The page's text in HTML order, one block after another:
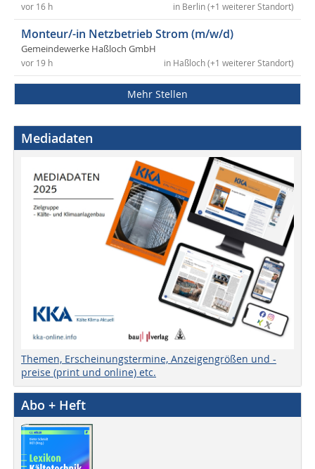
in Berlin (+1 weiterer Standort)
vor 16 h
Monteur/-in Netzbetrieb Strom (m/w/d)
Gemeindewerke Haßloch GmbH
in Haßloch (+1 weiterer Standort)
vor 19 h
Mehr Stellen
Mediadaten
Themen, Erscheinungstermine, Anzeigengrößen und -
preise (print und online) etc.
Abo + Heft